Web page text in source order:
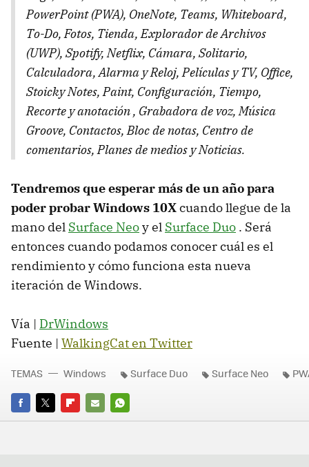
PowerPoint (PWA), OneNote, Teams, Whiteboard,
To-Do, Fotos, Tienda, Explorador de Archivos
(UWP), Spotify, Netflix, Cámara, Solitario,
Calculadora, Alarma y Reloj, Películas y TV, Office,
Stoicky Notes, Paint, Configuración, Tiempo,
Recorte y anotación , Grabadora de voz, Música
Groove, Contactos, Bloc de notas, Centro de
comentarios, Planes de medios y Noticias.
Tendremos que esperar más de un año para
poder probar Windows 10Xcuando llegue de la
mano del Surface Neoy el Surface Duo . Será
entonces cuando podamos conocer cuál es el
rendimiento y cómo funciona esta nueva
iteración de Windows.
Vía | DrWindows
Fuente | WalkingCat en Twitter
FACEBOOK
TWITTERFLIPBOARD
E-
WHATSAPP
TEMAS Windows Surface Duo Surface Neo